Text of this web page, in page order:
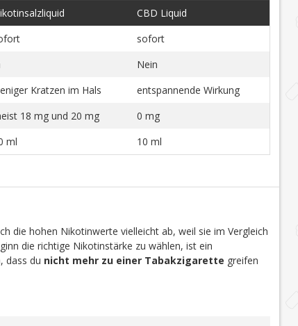
CBD Liquid
sofort
Nein
Kratzen im Hals
entspannende Wirkung
18 mg und 20 mg
0 mg
ml 10 ml
die hohen Nikotinwerte vielleicht ab, weil sie im Vergleich
die richtige Nikotinstärke zu wählen, ist ein
dass du nicht mehr zu einer Tabakzigarette greifen